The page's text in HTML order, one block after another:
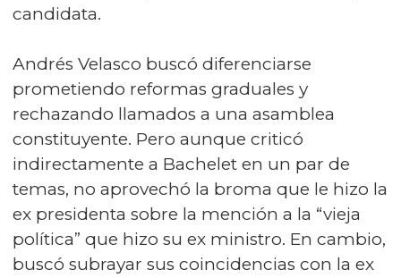
candidata.
Andrés Velasco buscó diferenciarse
prometiendo reformas graduales y
rechazando llamados a una asamblea
constituyente. Pero aunque criticó
indirectamente a Bachelet en un par de
temas, no aprovechó la broma que le hizo la
ex presidenta sobre la mención a la “vieja
política” que hizo su ex ministro. En cambio,
buscó subrayar sus coincidencias con la ex